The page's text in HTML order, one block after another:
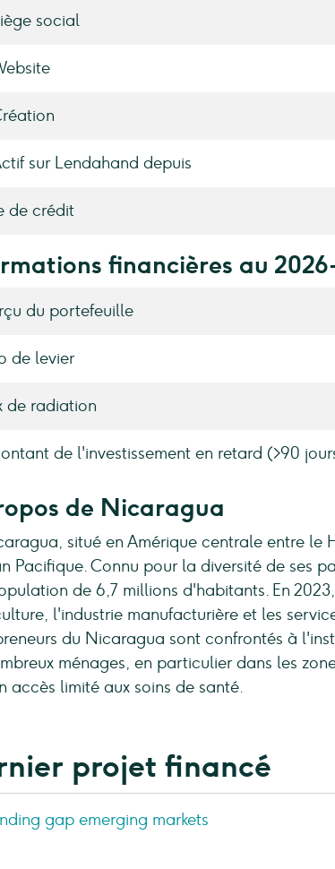
social
sur Lendahand depuis
de crédit
financières au
du portefeuille
de levier
de radiation
de l'investissement en retard (>90
de Nicaragua
situé en Amérique centrale entre
Pacifique. Connu pour la diversité de ses
de 6,7 millions d'habitants. En
l'industrie manufacturière et les
du Nicaragua sont confrontés à
ménages, en particulier dans les
accès limité aux soins de santé.
projet financé